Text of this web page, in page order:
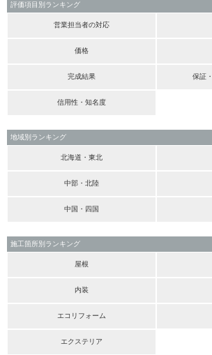
評価項目別ランキング
営業担当者の対応
価格
完成結果 保証
信用性・知名度
地域別ランキング
北海道・東北
中部・北陸
中国・四国
施工箇所別ランキング
屋根
内装
エコリフォーム
エクステリア